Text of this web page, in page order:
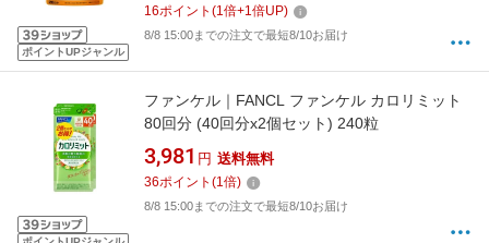
ポイントUPジャンル
16ポイント (1倍+1倍UP)
8/8 15:00までの注文で最短8/10お届け
ファンケル｜FANCL ファンケル カロリミット
80回分 (40回分x2個セット) 240粒
3,981 円 送料無料
36ポイント (1倍)
8/8 15:00までの注文で最短8/10お届け